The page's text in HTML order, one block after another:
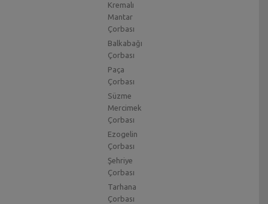
Kremalı
Mantar
Çorbası
Balkabağı
Çorbası
Paça
Çorbası
Süzme
Mercimek
Çorbası
Ezogelin
Çorbası
Şehriye
Çorbası
Tarhana
Çorbası